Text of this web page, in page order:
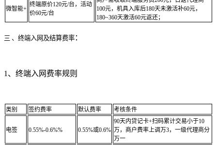
微智能+
终端原价120元/台，活动
价60元/台
100元，机具入库后180天未激活补60元，
180~360天激活60元返还；
三 、终端入网及结算费率 ：
1、终端入网费率规则
类别 签约费率 默认费率 考核条件
电签 0.55%-0.6%% 0.55%或0.6%
90天内贷记卡+扫码累计交易小于10
万，商户费率上调万3，一级代理商分
万一